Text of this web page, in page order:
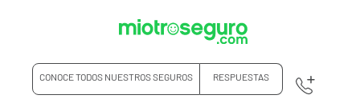
CONOCE TODOS NUESTROS SEGUROS RESPUESTAS